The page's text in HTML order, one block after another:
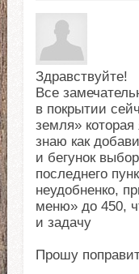
Здравствуйте!
Все
в покрытии
земля»
знаю как
и бегунок
последнего
неудобненко,
меню» до 450,
и задачу
Прошу